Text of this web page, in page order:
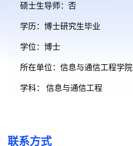
硕士生导师：否
学历：博士研究生毕业
学位：博士
所在单位：信息与通信工程学院
学科： 信息与通信工程
联系方式